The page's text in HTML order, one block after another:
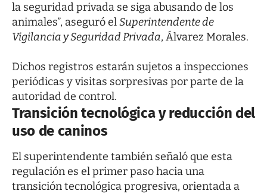
la seguridad privada se siga abusando de los
animales”, aseguró elSuperintendente de
Vigilancia y Seguridad Privada, Álvarez Morales.
Dichos registros estarán sujetos a inspecciones
periódicas y visitas sorpresivas por parte de la
autoridad de control.
Transición tecnológica y reducción del
uso de caninos
El superintendente también señaló que esta
regulación es el primer paso hacia una
transición tecnológica progresiva, orientada a